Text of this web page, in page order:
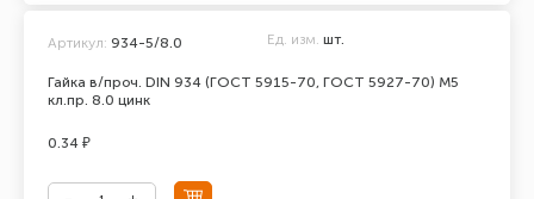
Гайка в/проч. DIN 934 (ГОСТ 5915-70, ГОСТ 5927-70) М5
кл.пр. 8.0 цинк
Артикул: 934-5/8.0 Ед. изм. шт.
0.34 ₽